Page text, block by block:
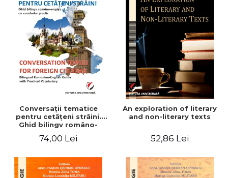
Conversaţii tematice
pentru cetăţeni străini.
Ghid bilingv româno-
practic/Conversation
Bilingual Romanian-English
guide with practical
vocabulary
74,00 Lei
An exploration of literary
and non-literary texts
52,86 Lei